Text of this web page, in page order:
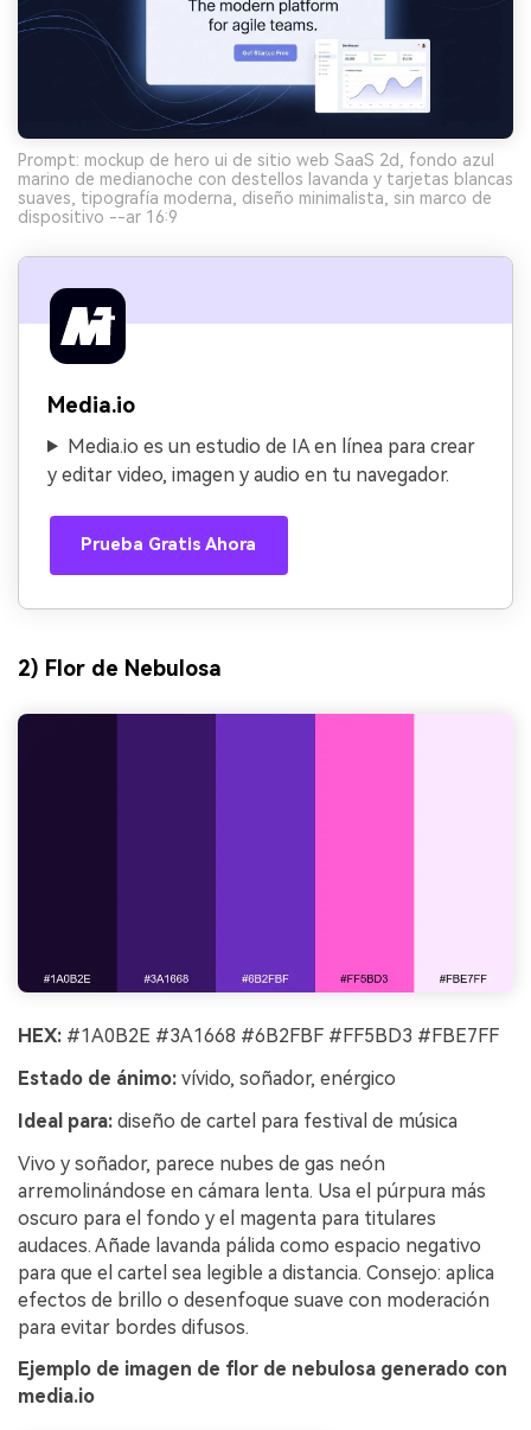
Prompt: mockup de hero ui de sitio web SaaS 2d, fondo azul
marino de medianoche con destellos lavanda y tarjetas blancas
suaves, tipografía moderna, diseño minimalista, sin marco de
dispositivo --ar 16:9
Media.io
Media.io es un estudio de IA en línea para crear
y editar video, imagen y audio en tu navegador.
Prueba Gratis Ahora
2) Flor de Nebulosa
HEX: #1A0B2E #3A1668 #6B2FBF #FF5BD3 #FBE7FF
Estado de ánimo: vívido, soñador, enérgico
Ideal para: diseño de cartel para festival de música
Vivo y soñador, parece nubes de gas neón
arremolinándose en cámara lenta. Usa el púrpura más
oscuro para el fondo y el magenta para titulares
audaces. Añade lavanda pálida como espacio negativo
para que el cartel sea legible a distancia. Consejo: aplica
efectos de brillo o desenfoque suave con moderación
para evitar bordes difusos.
Ejemplo de imagen de flor de nebulosa generado con
media.io